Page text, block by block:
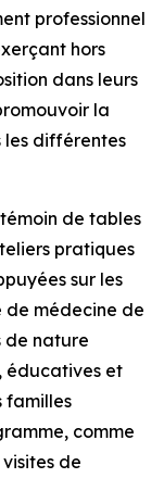
professionnel
hors
dans leurs
la
différentes
de tables
pratiques
sur les
de médecine de
de nature
éducatives et
familles
comme
de